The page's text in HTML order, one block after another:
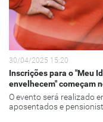
30/04/2025 15:20
Inscrições para o "Meu
envelhecem" começam
O evento será realizado
aposentados e